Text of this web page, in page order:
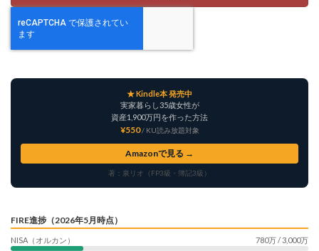
★ Kindle本 発売中
実家暮らし35歳女性が
資産1,900万円を作った方法
¥550 / KU読み放題対象
Amazonで見る →
著：泉リオ（FP3級・簿記3級）
FIRE進捗（2026年5月時点）
NISA（オルカン） 780万 / 3,000万